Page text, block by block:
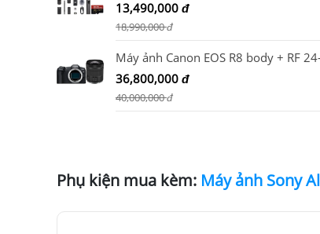
13,490,000 đ
18,990,000đ
36,800,000 đ
40,000,000đ
Phụ kiện mua kèm: